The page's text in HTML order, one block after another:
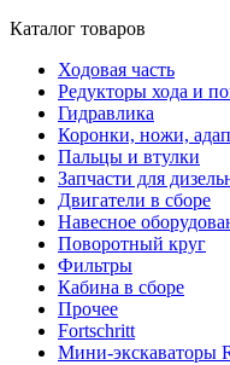
Каталог товаров
Ходовая часть
Редукторы хода и
Гидравлика
Коронки, ножи,
Пальцы и втулки
Запчасти для
Двигатели в сборе
Навесное
Поворотный круг
Фильтры
Кабина в сборе
Прочее
Fortschritt
Мини-экскаваторы